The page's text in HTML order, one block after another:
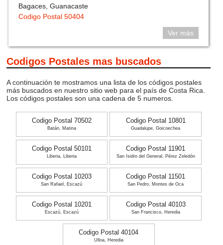
Bagaces, Guanacaste
Codigo Postal 50404
Ver más
Codigos Postales mas buscados
A continuación te mostramos una lista de los códigos postales
más buscados en nuestro sitio web para el país de Costa Rica.
Los códigos postales son una cadena de 5 numeros.
Codigo Postal 70502
Batán, Matina
Codigo Postal 10801
Guadalupe, Goicoechea
Codigo Postal 50101
Liberia, Liberia
Codigo Postal 11901
San Isidro del General, Pérez Zeledón
Codigo Postal 10203
San Rafael, Escazú
Codigo Postal 11501
San Pedro, Montes de Oca
Codigo Postal 10201
Escazú, Escazú
Codigo Postal 40103
San Francisco, Heredia
Codigo Postal 40104
Ulloa, Heredia